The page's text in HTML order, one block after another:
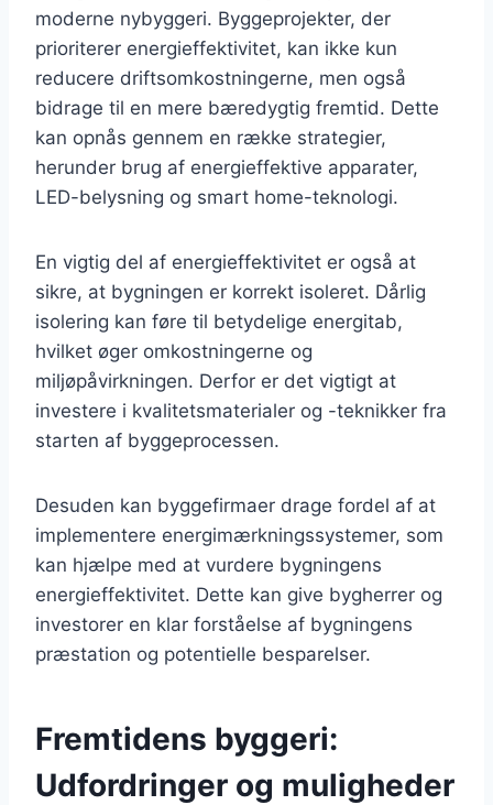
moderne nybyggeri. Byggeprojekter, der
prioriterer energieffektivitet, kan ikke kun
reducere driftsomkostningerne, men også
bidrage til en mere bæredygtig fremtid. Dette
kan opnås gennem en række strategier,
herunder brug af energieffektive apparater,
LED-belysning og smart home-teknologi.
En vigtig del af energieffektivitet er også at
sikre, at bygningen er korrekt isoleret. Dårlig
isolering kan føre til betydelige energitab,
hvilket øger omkostningerne og
miljøpåvirkningen. Derfor er det vigtigt at
investere i kvalitetsmaterialer og -teknikker fra
starten af byggeprocessen.
Desuden kan byggefirmaer drage fordel af at
implementere energimærkningssystemer, som
kan hjælpe med at vurdere bygningens
energieffektivitet. Dette kan give bygherrer og
investorer en klar forståelse af bygningens
præstation og potentielle besparelser.
Fremtidens byggeri:
Udfordringer og muligheder